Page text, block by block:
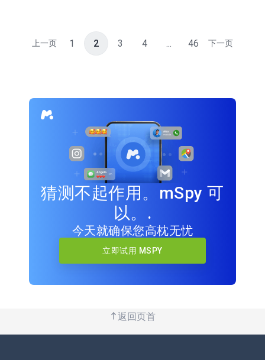
上一页 1 2 3 4 ... 46 下一页
猜测不起作用。mSpy 可
以。.
今天就确保您高枕无忧
立即试用 MSPY
返回页首